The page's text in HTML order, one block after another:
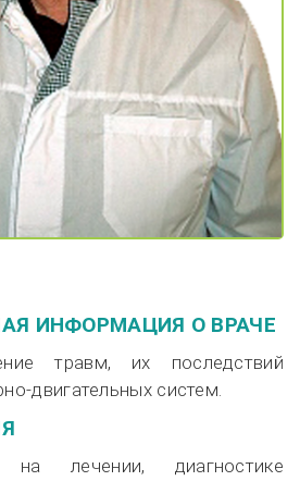
ИНФОРМАЦИЯ О ВРАЧЕ
травм, их последствий
двигательныхсистем.
на лечении, диагностике